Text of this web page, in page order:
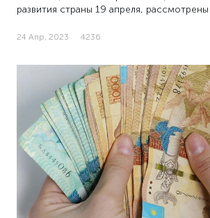
развития страны 19 апреля,
24 Апр, 2023 4236